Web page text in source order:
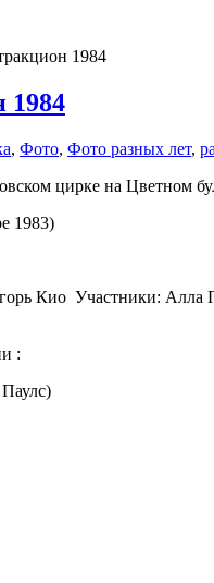
1984
1984
, Фото, Фото разных лет,
цирке на Цветном
1983)
Кио Участники: Алла
: